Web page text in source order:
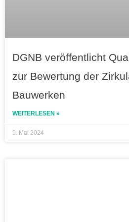
DGNB veröffentlicht
zur Bewertung der
Bauwerken
WEITERLESEN »
9. Mai 2024